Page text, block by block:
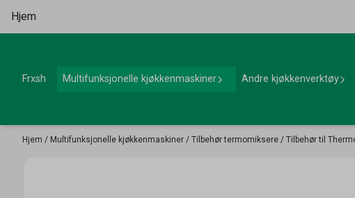
Hopp til innhold
Hjem
Frxsh Multifunksjonelle kjøkkenmaskiner Andre kjøkkenverktøy
Hjem / Multifunksjonelle kjøkkenmaskiner / Tilbehør termomiksere / Tilbehør til